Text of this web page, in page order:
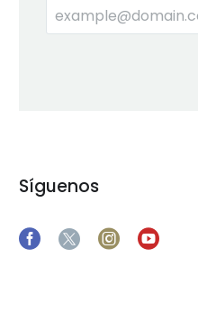
Síguenos